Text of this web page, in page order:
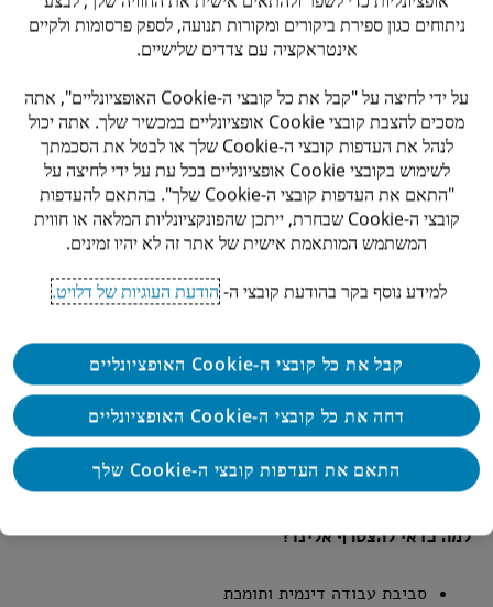
מס
סייבר
טרנספורמציה דיגיטלית: יישום, פיתוח וארכיטקטורה
אנליטיקס ובינה מלאכותית
ניהול ידע, למידה ופיתוח ארגוני
מחקר ופיתוח וענן
תפקידי מטה וחדשנות
ועוד
למה כדאי להצטרף אלינו?
סביבת עבודה דינמית ותומכת
ניתוחים כגון ספירת ביקורים ומקורות תנועה, לספק פרסומות ולקיים
אינטראקציה עם צדדים שלישיים.
על ידי לחיצה על "קבל את כל קובצי ה-Cookie האופציונליים", אתה
מסכים להצבת קובצי Cookie אופציונליים במכשיר שלך. אתה יכול
לנהל את העדפות קובצי ה-Cookie שלך או לבטל את הסכמתך
לשימוש בקובצי Cookie אופציונליים בכל עת על ידי לחיצה על
"התאם את העדפות קובצי ה-Cookie שלך". בהתאם להעדפות
קובצי ה-Cookie שבחרת, ייתכן שהפונקציונליות המלאה או חווית
המשתמש המותאמת אישית של אתר זה לא יהיו זמינים.
למידע נוסף בקר בהודעת קובצי ה-הודעת העוגיות של דלויט.
קבל את כל קובצי ה-Cookie האופציונליים
דחה את כל קובצי ה-Cookie האופציונליים
התאם את העדפות קובצי ה-Cookie שלך